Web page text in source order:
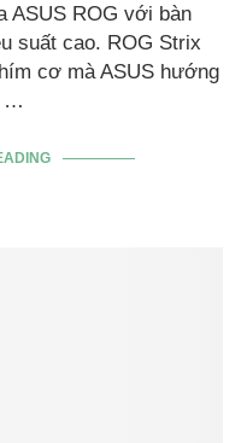
ASUS ROG với bàn
suất cao. ROG Strix
cơ mà ASUS hướng
…